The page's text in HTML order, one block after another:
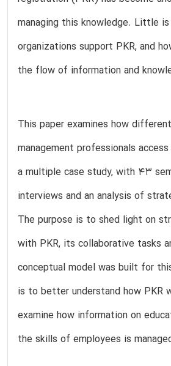
managing this knowledge. Little
organizations support PKR, and
the flow of information and
This paper examines how
management professionals
a multiple case study, with 43
interviews and an analysis of
The purpose is to shed light on
with PKR, its collaborative tasks
conceptual model was built for
is to better understand how PKR
examine how information on
the skills of employees is